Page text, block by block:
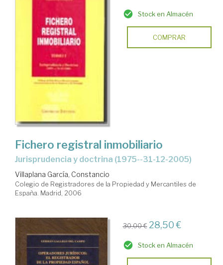
Stock en Almacén
COMPRAR
Fichero registral inmobiliario
jurisprudencia y doctrina (1975--31-12-2005)
Villaplana García, Constancio
Colegio de Registradores de la Propiedad y Mercantiles de
España. Madrid, 2006
30,00 € 28,50 €
Stock en Almacén